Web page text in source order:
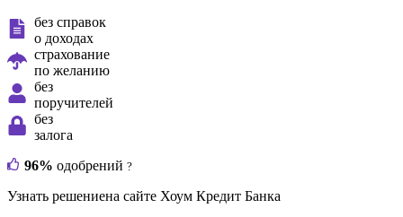
без справок
о доходах
страхование
по желанию
без
поручителей
без
залога
96% одобрений ?
Узнать решениена сайте Хоум Кредит Банка